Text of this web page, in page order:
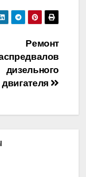
Ремонт
дизельного
двигателя